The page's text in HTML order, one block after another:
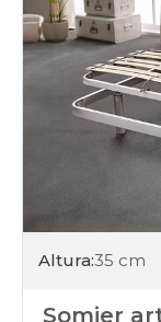
Altura:35 cm
Somier